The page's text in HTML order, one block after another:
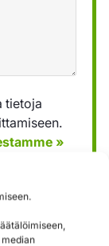
tietoja
»